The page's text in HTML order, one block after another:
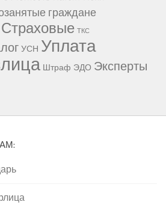
граждане
Страховые ТКС
УСН Уплата
Штраф ЭДО Эксперты